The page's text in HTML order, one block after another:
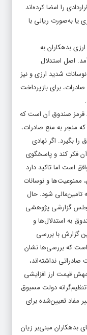
را امضا کرده‌اند
یا به‌صورت ریالی با
بدهکاران به
اصل استدلال
شدید ارزی و نیز
برای بازپرداخت
صندوق آن است که
منجر به منع صادرات،
بگیرد. اگر نهادی
فکر کند و پاسخگوی
است اما تاکید دارد
ممنوعیت‌‌‌‌‌‌ها و نوسانات
تامین‌مالی شود. حال
گزارشی پژوهشی
به استدلال‌‌‌‌‌‌ها و
گزارش با بررسی
است که بررسی‌‌‌‌‌‌ها نشان
نداشته‌‌‌‌‌‌اند،
قیمت ارز افزایشی
دولت مسبوق
مفاد تعیین‌شده برای
بدهکاران مبنی‌بر زیان